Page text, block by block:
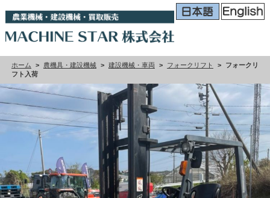
ホーム > 農機具・建設機械 > 建設機械・車両 > フォークリフト >
フォークリ
フト入荷